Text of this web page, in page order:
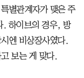
별관계자가 맺은 주
. 하이브의 경우, 방
엔 비상장사였다.
보는 게 맞다.